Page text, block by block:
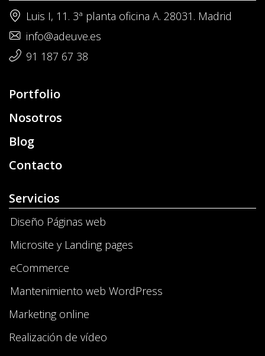
Luis I, 11. 3ª planta oficina A. 28031. Madrid
info@adeuve.es
91 187 67 38
Portfolio
Nosotros
Blog
Contacto
Servicios
Diseño Páginas web
Microsite y Landing pages
eCommerce
Mantenimiento web WordPress
Marketing online
Realización de vídeo